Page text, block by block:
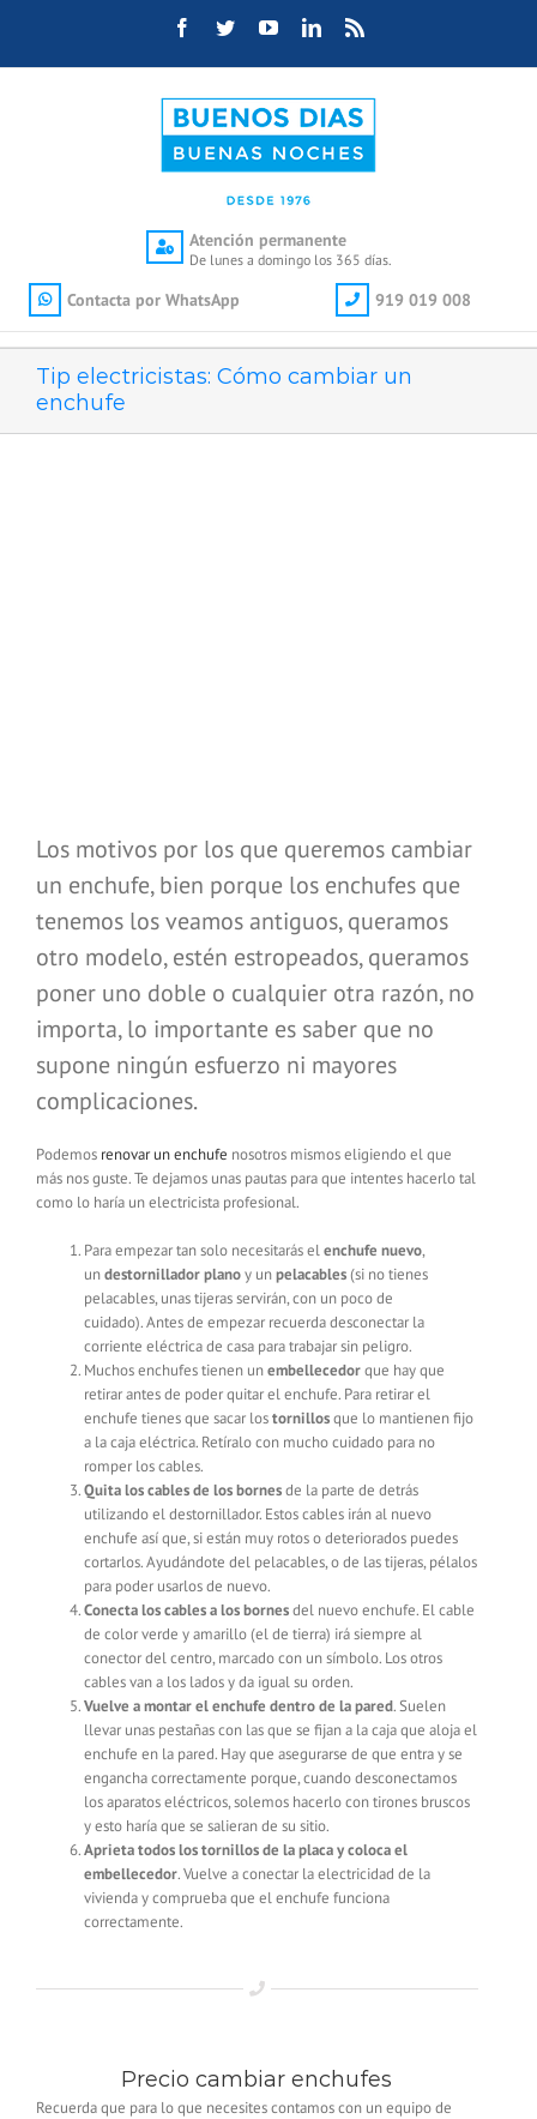
Facebook
TwitterYouTubeLinkedIn
Atención permanente
De lunes a domingo los 365 días.
Contacta por WhatsApp 919 019 008
Tip electricistas: Cómo cambiar un
enchufe
Los motivos por los que queremos cambiar
un enchufe, bien porque los enchufes que
tenemos los veamos antiguos, queramos
otro modelo, estén estropeados, queramos
poner uno doble o cualquier otra razón, no
importa, lo importante es saber que no
supone ningún esfuerzo ni mayores
complicaciones.
Podemos renovar un enchufe nosotros mismos eligiendo el que
más nos guste. Te dejamos unas pautas para que intentes hacerlo tal
como lo haría un electricista profesional.
Para empezar tan solo necesitarás elenchufe nuevo,
undestornillador planoy unpelacables(si no tienes
pelacables, unas tijeras servirán, con un poco de
cuidado). Antes de empezar recuerda desconectar la
corriente eléctrica de casa para trabajar sin peligro.
Muchos enchufes tienen unembellecedorque hay que
retirar antes de poder quitar el enchufe. Para retirar el
enchufe tienes que sacar lostornillosque lo mantienen fijo
a la caja eléctrica. Retíralo con mucho cuidado para no
romper los cables.
Quita los cables de los bornesde la parte de detrás
utilizando el destornillador. Estos cables irán al nuevo
enchufe así que, si están muy rotos o deteriorados puedes
cortarlos. Ayudándote del pelacables, o de las tijeras, pélalos
para poder usarlos de nuevo.
Conecta los cables a los bornesdel nuevo enchufe. El cable
de color verde y amarillo (el de tierra) irá siempre al
conector del centro, marcado con un símbolo. Los otros
cables van a los lados y da igual su orden.
Vuelve a montar el enchufe dentro de la pared. Suelen
llevar unas pestañas con las que se fijan a la caja que aloja el
enchufe en la pared. Hay que asegurarse de que entra y se
engancha correctamente porque, cuando desconectamos
los aparatos eléctricos, solemos hacerlo con tirones bruscos
y esto haría que se salieran de su sitio.
Aprieta todos los tornillos de la placa y coloca el
embellecedor. Vuelve a conectar la electricidad de la
vivienda y comprueba que el enchufe funciona
correctamente.
Precio cambiar enchufes
Recuerda que para lo que necesites contamos con un equipo de